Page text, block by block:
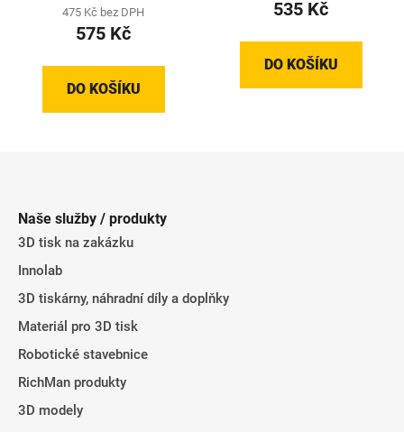
475 Kč bez DPH
575 Kč
DO KOŠÍKU
535 Kč
DO KOŠÍKU
Naše služby / produkty
3D tisk na zakázku
Innolab
3D tiskárny, náhradní díly a doplňky
Materiál pro 3D tisk
Robotické stavebnice
RichMan produkty
3D modely